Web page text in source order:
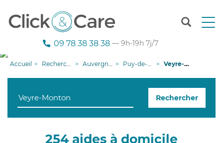
T
n
g
09 78 38 38 38 — 9h-19h 7j/7
Accueil Recherche aide à domicile Auvergne-Rhône-Alpes Puy-de-Dôme Veyre-Monton
Rechercher
254 aides à domicile